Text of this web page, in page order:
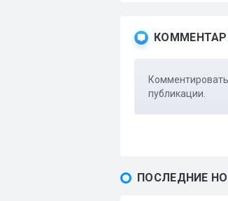
публикации.
ПОСЛЕДНИЕ